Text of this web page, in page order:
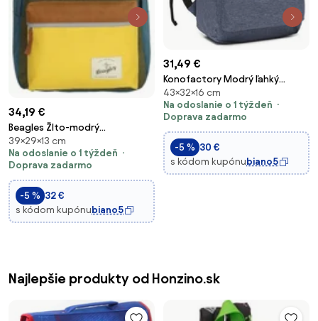
34,19 €
Beagles Žlto-modrý
vodeodolný školský ruksak
„Smile“ 11L
39×29×13 cm
Na odoslanie o 1 týždeň
Doprava zadarmo
-5 % 32 €
s kódom kupónu biano5
31,49 €
Konofactory Modrý ľahký
batoh do školy "Basic" 12L
43×32×16 cm
Na odoslanie o 1 týždeň
Doprava zadarmo
-5 % 30 €
s kódom kupónu biano5
Najlepšie produkty od Honzino.sk